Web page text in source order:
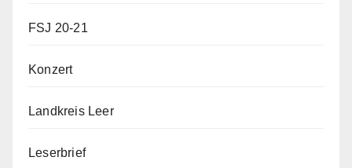
FSJ 20-21
Konzert
Landkreis Leer
Leserbrief